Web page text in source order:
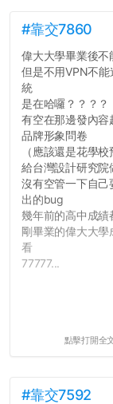
#靠交7860
偉大大學畢業後不
但是不用VPN不能
統
是在哈囉？？？？
有空在那邊發內容
品牌形象問卷
（應該還是花學
給台灣設計研究院
沒有空管一下自己
出的bug
幾年前的高中成績
剛畢業的偉大大學
看
77777...
點擊打開全
#靠交7592